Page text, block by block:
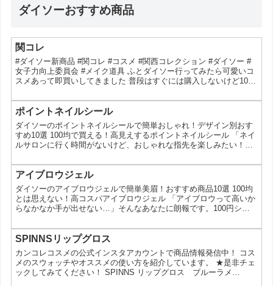
ダイソーおすすめ商品
関コレ
#ダイソー新商品 #関コレ #コスメ #関西コレクション #ダイソー #
女子力向上委員会 #メイク道具 ふとダイソー行ってみたら可愛いコ
スメあって即買いしてきました 普段はすぐには購入しないけど100
り買ってこようか迷い中… ・ ・ ・ ・ #ダイソー新商品 #関コレ #
コスメ #関西コレクション #ダイソー #女子力向上委員会 #メイク道
具 Ameuta Sidareさん(@ame_cherry_bl...
ポイントネイルシール
ダイソーのポイントネイルシールで簡単おしゃれ！デザイン別おす
すめ10選 100均で買える！高見えするポイントネイルシール 「ネイ
ルサロンに行く時間がないけど、おしゃれな指先を楽しみたい！」
ン性の高いポイントネイルシールが豊富に揃っています。今回は、
その中でも特に人気の高い「押し花柄」「ワイヤーアート」「マリ
ンモチーフ」など、様々なデザインのネイルシールを10種類厳選し
てご紹介します。 ダイソーのポイントネイルシール...
アイブロウジェル
ダイソーのアイブロウジェルで簡単美眉！おすすめ商品10選 100均
とは思えない！高コスパアイブロウジェル 「アイブロウって高いか
らなかなか手が出せない…」そんなあなたに朗報です。100円ショ
豊富に揃っています。今回は、その中でも特に人気の高いアイブロ
ウジェルを10種類厳選してご紹介します。 ダイソーのアイブロウジ
ェルを選ぶメリット プチプラだから気軽に試せる: 高いアイブロウ
を買う前に、一度試してみたいという方におす...
SPINNSリップグロス
カンコレコスメの公式インスタアカウントで商品情報発信中！ コス
メのスウォッチやオススメの使い方を紹介しています。 ★是非チェ
ックしてみてください！ SPINNS リップグロス ブルーラメ